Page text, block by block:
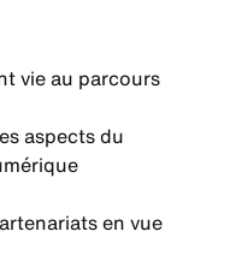
vie au parcours
aspects du
en vue